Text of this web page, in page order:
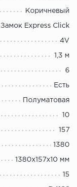
Коричневый
Замок Express Click
4V
1,3 м
6
Есть
Полуматовая
10
157
1380
1380х157х10 мм
15